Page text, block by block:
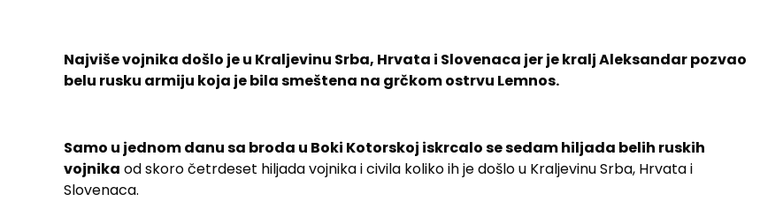
Najviše vojnika došlo je u Kraljevinu Srba, Hrvata i Slovenaca jer je kralj Aleksandar pozvao
belu rusku armiju koja je bila smeštena na grčkom ostrvu Lemnos.
Samo u jednom danu sa broda u Boki Kotorskoj iskrcalo se sedam hiljada belih ruskih
vojnika od skoro četrdeset hiljada vojnika i civila koliko ih je došlo u Kraljevinu Srba, Hrvata i
Slovenaca.